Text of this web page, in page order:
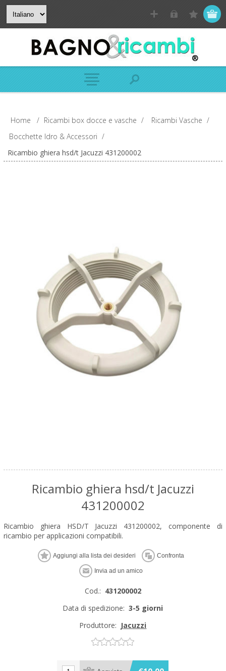
Home / Ricambi box docce e vasche / Ricambi Vasche /
Bocchette Idro & Accessori /
Ricambio ghiera hsd/t Jacuzzi 431200002
Ricambio ghiera hsd/t Jacuzzi
431200002
Ricambio ghiera HSD/T Jacuzzi 431200002, componente di
ricambio per applicazioni compatibili.
Cod.: 431200002
Data di spedizione: 3-5 giorni
Produttore: Jacuzzi